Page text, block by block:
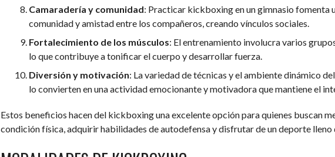
Camaradería y comunidad: Practicar kickboxing en un gimnasio fomenta
comunidad y amistad entre los compañeros, creando vínculos sociales.
Fortalecimiento de los músculos: El entrenamiento involucra varios
lo que contribuye a tonificar el cuerpo y desarrollar fuerza.
Diversión y motivación: La variedad de técnicas y el ambiente dinámico
lo convierten en una actividad emocionante y motivadora que mantiene el
Estos beneficios hacen del kickboxing una excelente opción para quienes buscan
condición física, adquirir habilidades de autodefensa y disfrutar de un deporte lleno